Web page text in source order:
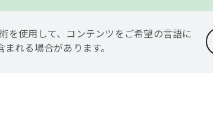
を使用して、コンテンツをご希望の言語に
れる場合があります。